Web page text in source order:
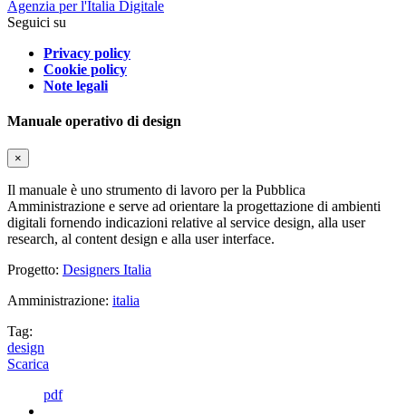
Agenzia per l'Italia Digitale
Seguici su
Privacy policy
Cookie policy
Note legali
Manuale operativo di design
×
Il manuale è uno strumento di lavoro per la Pubblica
Amministrazione e serve ad orientare la progettazione di ambienti
digitali fornendo indicazioni relative al service design, alla user
research, al content design e alla user interface.
Progetto: Designers Italia
Amministrazione: italia
Tag:
design
Scarica
pdf